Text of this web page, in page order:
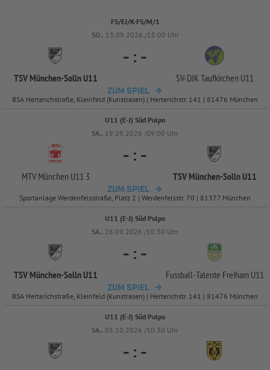
FS/EJ/K-FS/M/1
SO.. 13.09.2026 /15:00 Uhr
TSV München-Solln U11
- : -
SV-DJK Taufkirchen U11
ZUM SPIEL
BSA Herterichstraße, Kleinfeld (Kunstrasen) | Herterichstr. 141 | 81476 München
U11 (E-J) Süd Pulpo
SA.. 19.09.2026 /09:00 Uhr
MTV München U11 3
- : -
TSV München-Solln U11
ZUM SPIEL
Sportanlage Werdenfelsstraße, Platz 2 | Werdenfelsstr. 70 | 81377 München
U11 (E-J) Süd Pulpo
SA.. 26.09.2026 /10:30 Uhr
TSV München-Solln U11
- : -
Fussball-Talente Freiham U11
ZUM SPIEL
BSA Herterichstraße, Kleinfeld (Kunstrasen) | Herterichstr. 141 | 81476 München
U11 (E-J) Süd Pulpo
SA.. 03.10.2026 /10:30 Uhr
- : -